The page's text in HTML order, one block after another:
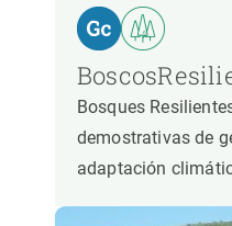
AÑO DE INICIO
LIDERAZGO CREAF
- CUALQUIERA -
Bosques
demostrativas de
adaptación